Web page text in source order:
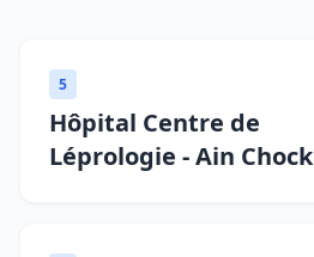
5
Hôpital Centre de
Léprologie - Ain Chock